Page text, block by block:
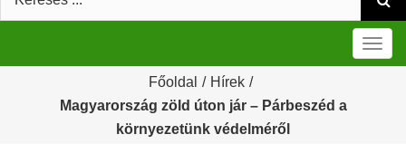
Főoldal / Hírek /
Magyarország zöld úton jár – Párbeszéd a
környezetünk védelméről